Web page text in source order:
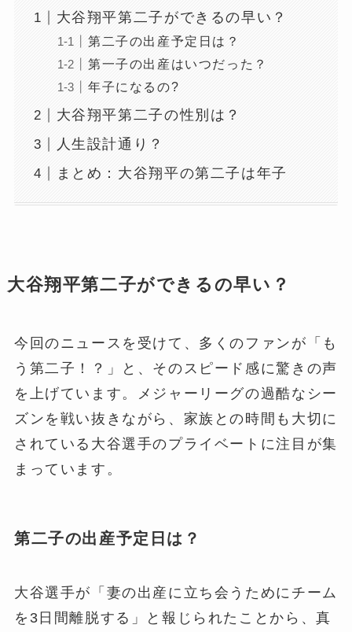
大谷翔平第二子ができるの早い？
第二子の出産予定日は？
第一子の出産はいつだった？
年子になるの?
大谷翔平第二子の性別は？
人生設計通り？
まとめ：大谷翔平の第二子は年子
大谷翔平第二子ができるの早い？
今回のニュースを受けて、多くのファンが「も
う第二子！？」と、そのスピード感に驚きの声
を上げています。メジャーリーグの過酷なシー
ズンを戦い抜きながら、家族との時間も大切に
されている大谷選手のプライベートに注目が集
まっています。
第二子の出産予定日は？
大谷選手が「妻の出産に立ち会うためにチーム
を3日間離脱する」と報じられたことから、真